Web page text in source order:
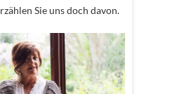
Sie uns doch davon.